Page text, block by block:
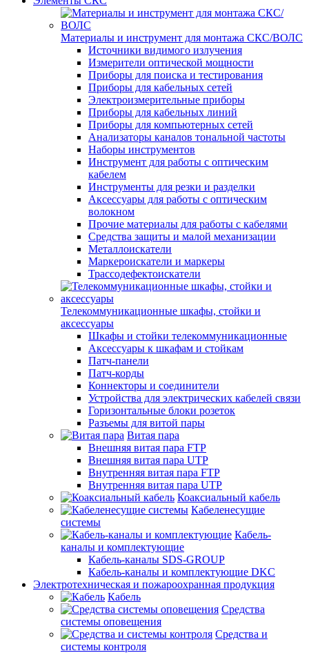
Материалы и инструмент для монтажа СКС/ВОЛС
Источники видимого излучения
Измерители оптической мощности
Приборы для поиска и тестирования
Приборы для кабельных сетей
Электроизмерительные приборы
Приборы для кабельных линий
Приборы для компьютерных сетей
Анализаторы каналов тональной частоты
Наборы инструментов
Инструмент для работы с оптическим
кабелем
Инструменты для резки и разделки
Аксессуары для работы с оптическим
волокном
Прочие материалы для работы с кабелями
Средства защиты и малой механизации
Металлоискатели
Маркероискатели и маркеры
Трассодефектоискатели
Телекоммуникационные шкафы, стойки и
аксессуары
Шкафы и стойки телекоммуникационные
Аксессуары к шкафам и стойкам
Патч-панели
Патч-корды
Коннекторы и соединители
Устройства для электрических кабелей связи
Горизонтальные блоки розеток
Разъемы для витой пары
Витая пара
Внешняя витая пара FTP
Внешняя витая пара UTP
Внутренняя витая пара FTP
Внутренняя витая пара UTP
Коаксиальный кабель
Кабеленесущие
системы
Кабель-
каналы и комплектующие
Кабель-каналы SDS-GROUP
Кабель-каналы и комплектующие DKC
Электротехническая и пожароохранная продукция
Кабель
Средства
системы оповещения
Средства и
системы контроля